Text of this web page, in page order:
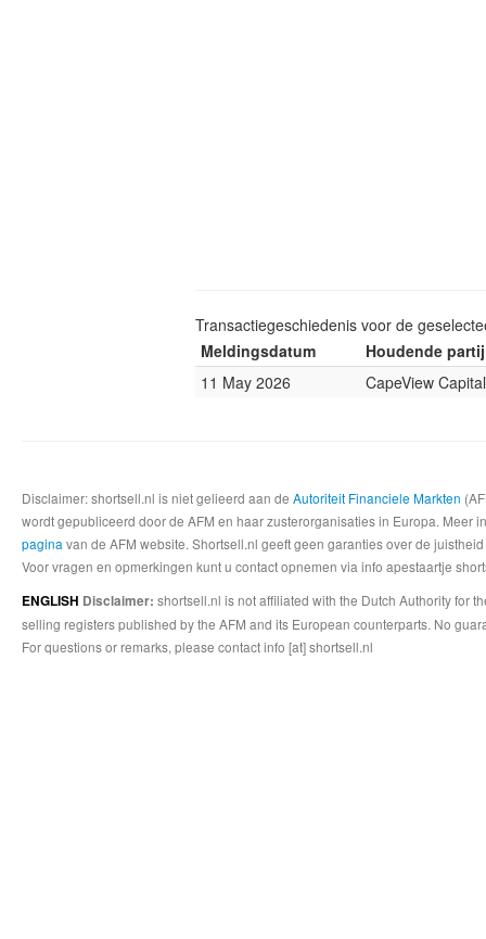
Transactiegeschiedenis voor de
Meldingsdatum
Houdende partij
11 May 2026
CapeView Capital
Disclaimer: shortsell.nl is niet gelieerd aan de Autoriteit Financiele Markten
wordt gepubliceerd door de AFM en haar zusterorganisaties in Europa.
pagina van de AFM website. Shortsell.nl geeft geen garanties over de
Voor vragen en opmerkingen kunt u contact opnemen via info apestaartje
ENGLISH Disclaimer: shortsell.nl is not affiliated with the Dutch Authority for
selling registers published by the AFM and its European counterparts. No
For questions or remarks, please contact info [at] shortsell.nl